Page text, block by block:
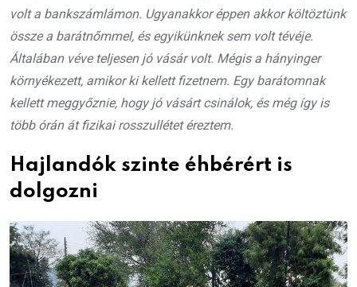
volt a bankszámlámon. Ugyanakkor éppen akkor költöztünk
össze a barátnőmmel, és egyikünknek sem volt tévéje.
Általában véve teljesen jó vásár volt. Mégis a hányinger
környékezett, amikor ki kellett fizetnem. Egy barátomnak
kellett meggyőznie, hogy jó vásárt csinálok, és még így is
több órán át fizikai rosszullétet éreztem.
Hajlandók szinte éhbérért is
dolgozni